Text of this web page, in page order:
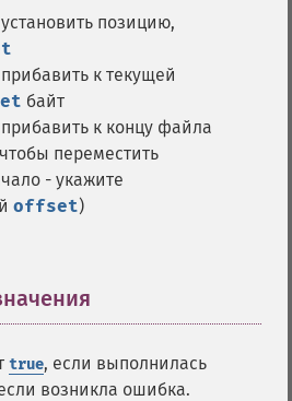
позицию,
к текущей
байт
к концу файла
переместить
- укажите
offset)
true, если выполнилась
возникла ошибка.